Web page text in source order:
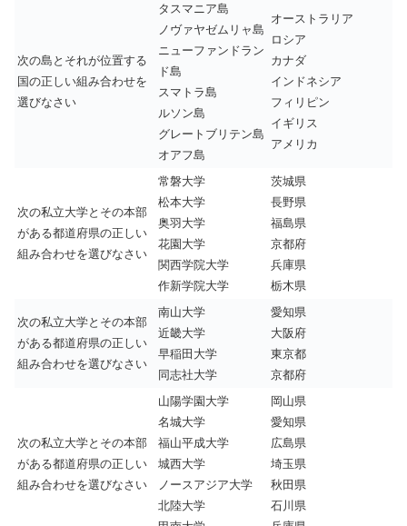
次の島とそれが位置する
国の正しい組み合わせを
選びなさい
タスマニア島
ノヴァヤゼムリャ島
ニューファンドラン
ド島
スマトラ島
ルソン島
グレートブリテン島
オアフ島
オーストラリア
ロシア
カナダ
インドネシア
フィリピン
イギリス
アメリカ
次の私立大学とその本部
がある都道府県の正しい
組み合わせを選びなさい
常磐大学
松本大学
奥羽大学
花園大学
関西学院大学
作新学院大学
茨城県
長野県
福島県
京都府
兵庫県
栃木県
次の私立大学とその本部
がある都道府県の正しい
組み合わせを選びなさい
南山大学
近畿大学
早稲田大学
同志社大学
愛知県
大阪府
東京都
京都府
次の私立大学とその本部
がある都道府県の正しい
組み合わせを選びなさい
山陽学園大学
名城大学
福山平成大学
城西大学
ノースアジア大学
北陸大学
岡山県
愛知県
広島県
埼玉県
秋田県
石川県